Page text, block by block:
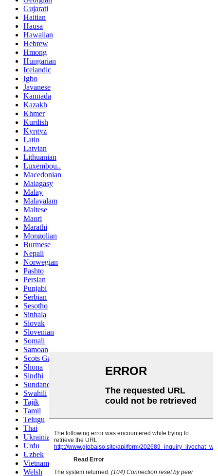
Gujarati
Haitian
Hausa
Hawaiian
Hebrew
Hmong
Hungarian
Icelandic
Igbo
Javanese
Kannada
Kazakh
Khmer
Kurdish
Kyrgyz
Latin
Latvian
Lithuanian
Luxembou..
Macedonian
Malagasy
Malay
Malayalam
Maltese
Maori
Marathi
Mongolian
Burmese
Nepali
Norwegian
Pashto
Persian
Punjabi
Serbian
Sesotho
Sinhala
Slovak
Slovenian
Somali
Samoan
Scots Gaelic
Shona
Sindhi
Sundanese
Swahili
Tajik
Tamil
Telugu
Thai
Ukrainian
Urdu
Uzbek
Vietnamese
Welsh